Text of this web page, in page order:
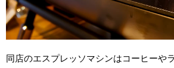
同店のエスプレッソマシンはコーヒーや